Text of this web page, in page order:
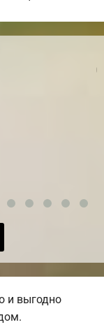
и выгодно